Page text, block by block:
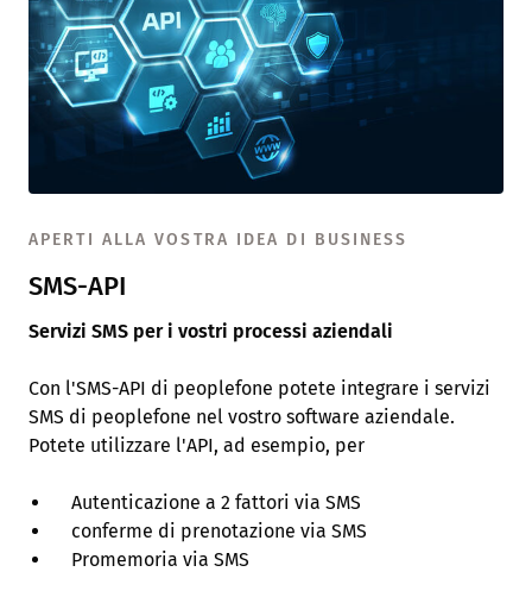
APERTI ALLA VOSTRA IDEA DI BUSINESS
SMS-API
Servizi SMS per i vostri processi aziendali
Con l'SMS-API di peoplefone potete integrare i servizi
SMS di peoplefone nel vostro software aziendale.
Potete utilizzare l'API, ad esempio, per
Autenticazione a 2 fattori via SMS
conferme di prenotazione via SMS
Promemoria via SMS